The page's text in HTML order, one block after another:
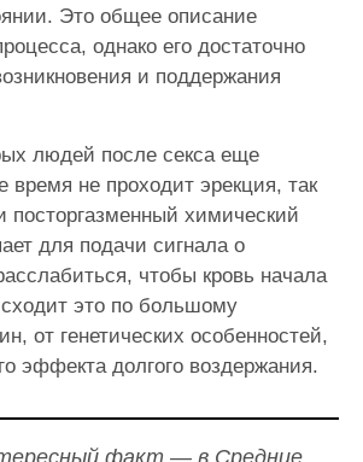
Это общее описание
однако его достаточно
и поддержания
людей после секса еще
время не проходит эрекция, так
посторгазменный химический
для подачи сигнала о
чтобы кровь начала
это по большому
от генетических особенностей,
эффекта долгого воздержания.